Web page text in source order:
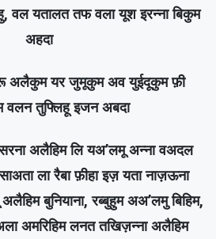
वल यतालत तफ वला यूश इरन्ना बिकुम
अहदा
अलैकुम यर जुमूकुम अव युईदूकुम फ़ी
वलन तुफ्लिहू इजन अबदा
अलैहिम लि यअ’लमू अन्ना वअदल
ला रैबा फ़ीहा इज़ यता नाज़ऊना
बुनियाना, रब्बुहुम अअ’लमु बिहिम,
अमरिहिम लनत तखिज़न्ना अलैहिम